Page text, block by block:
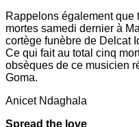
Rappelons également que
mortes samedi dernier à
cortège funèbre de Delcat
Ce qui fait au total cinq
obsèques de ce musicien
Goma.
Anicet Ndaghala
Spread the love